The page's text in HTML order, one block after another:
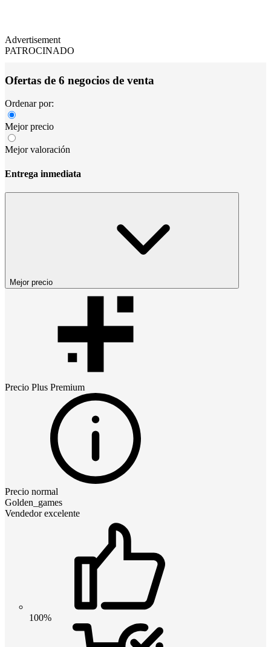
Advertisement
PATROCINADO
Ofertas de 6 negocios de venta
Ordenar por:
Mejor precio
Mejor valoración
Entrega inmediata
Mejor precio
Precio Plus Premium
Precio normal
Golden_games
Vendedor excelente
100%